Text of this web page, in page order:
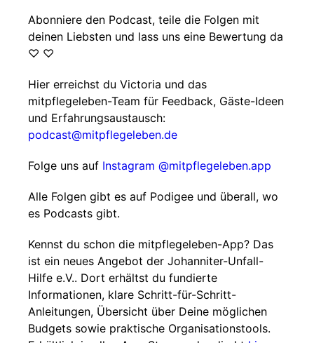
Abonniere den Podcast, teile die Folgen mit
deinen Liebsten und lass uns eine Bewertung da
♡ ♡
Hier erreichst du Victoria und das
mitpflegeleben-Team für Feedback, Gäste-Ideen
und Erfahrungsaustausch:
podcast@mitpflegeleben.de
Folge uns auf Instagram @mitpflegeleben.app
Alle Folgen gibt es auf Podigee und überall, wo
es Podcasts gibt.
Kennst du schon die mitpflegeleben-App? Das
ist ein neues Angebot der Johanniter-Unfall-
Hilfe e.V.. Dort erhältst du fundierte
Informationen, klare Schritt-für-Schritt-
Anleitungen, Übersicht über Deine möglichen
Budgets sowie praktische Organisationstools.